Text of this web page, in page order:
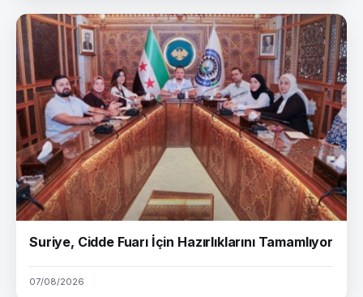
Suriye, Cidde Fuarı İçin Hazırlıklarını Tamamlıyor
07/08/2026